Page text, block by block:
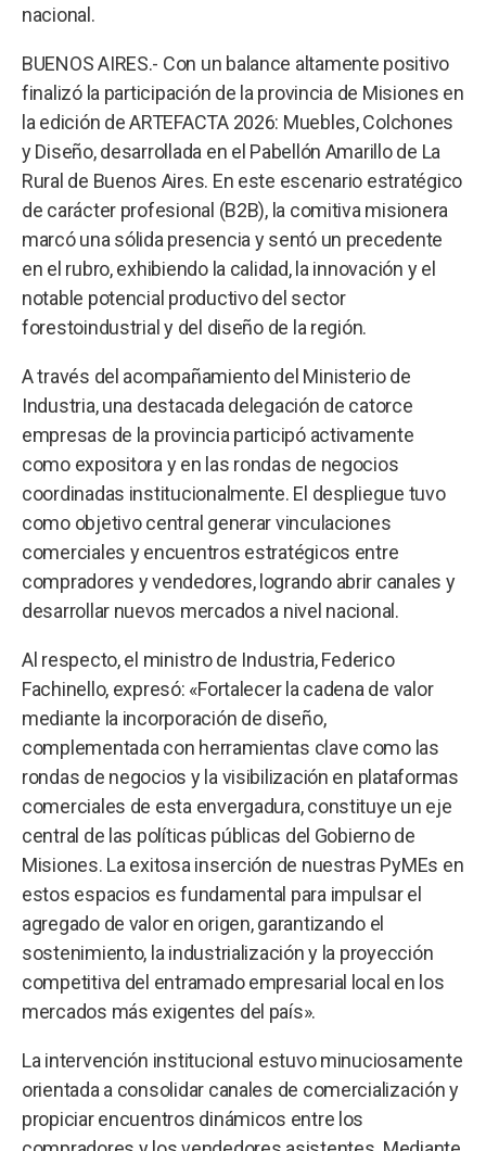
nacional.
BUENOS AIRES.- Con un balance altamente positivo
finalizó la participación de la provincia de Misiones en
la edición de ARTEFACTA 2026: Muebles, Colchones
y Diseño, desarrollada en el Pabellón Amarillo de La
Rural de Buenos Aires. En este escenario estratégico
de carácter profesional (B2B), la comitiva misionera
marcó una sólida presencia y sentó un precedente
en el rubro, exhibiendo la calidad, la innovación y el
notable potencial productivo del sector
forestoindustrial y del diseño de la región.
A través del acompañamiento del Ministerio de
Industria, una destacada delegación de catorce
empresas de la provincia participó activamente
como expositora y en las rondas de negocios
coordinadas institucionalmente. El despliegue tuvo
como objetivo central generar vinculaciones
comerciales y encuentros estratégicos entre
compradores y vendedores, logrando abrir canales y
desarrollar nuevos mercados a nivel nacional.
Al respecto, el ministro de Industria, Federico
Fachinello, expresó: «Fortalecer la cadena de valor
mediante la incorporación de diseño,
complementada con herramientas clave como las
rondas de negocios y la visibilización en plataformas
comerciales de esta envergadura, constituye un eje
central de las políticas públicas del Gobierno de
Misiones. La exitosa inserción de nuestras PyMEs en
estos espacios es fundamental para impulsar el
agregado de valor en origen, garantizando el
sostenimiento, la industrialización y la proyección
competitiva del entramado empresarial local en los
mercados más exigentes del país».
La intervención institucional estuvo minuciosamente
orientada a consolidar canales de comercialización y
propiciar encuentros dinámicos entre los